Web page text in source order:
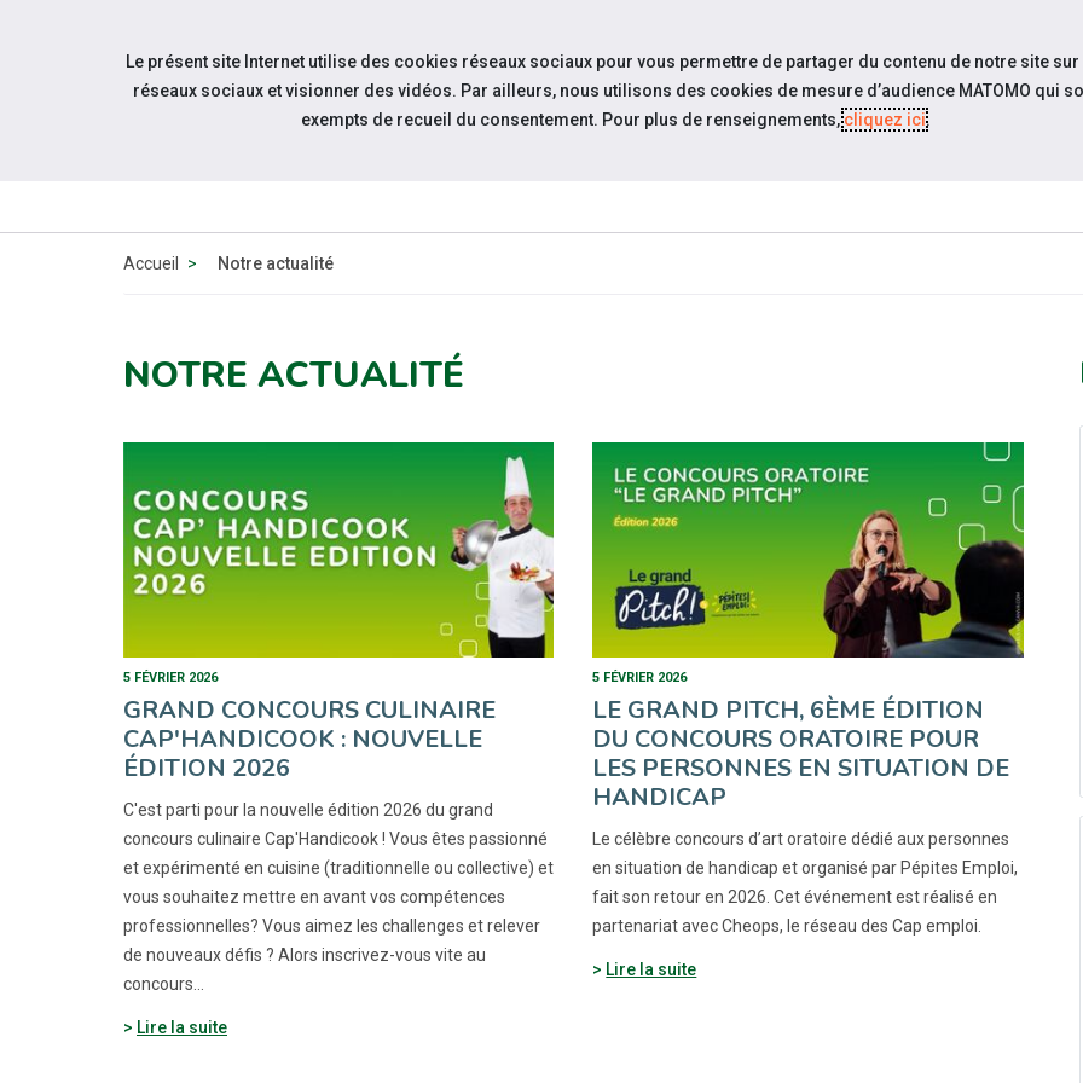
Aller au contenu
ESPACE
Accueil Notre actualité
NOTRE ACTUALITÉ
5 FÉVRIER 2026
GRAND CONCOURS CULINAIRE
CAP'HANDICOOK : NOUVELLE
ÉDITION 2026
C'est parti pour la nouvelle édition 2026 du grand
concours culinaire Cap'Handicook ! Vous êtes passionné
et expérimenté en cuisine (traditionnelle ou collective) et
vous souhaitez mettre en avant vos compétences
professionnelles? Vous aimez les challenges et relever
de nouveaux défis ? Alors inscrivez-vous vite au
concours…
Lire la suite
5 FÉVRIER 2026
LE GRAND PITCH, 6ÈME ÉDITION
DU CONCOURS ORATOIRE POUR
LES PERSONNES EN SITUATION DE
HANDICAP
Le célèbre concours d’art oratoire dédié aux personnes
en situation de handicap et organisé par Pépites Emploi,
fait son retour en 2026. Cet événement est réalisé en
partenariat avec Cheops, le réseau des Cap emploi.
Lire la suite
Le présent site Internet utilise des cookies réseaux sociaux pour vous permettre de partager du contenu de notre site sur
réseaux sociaux et visionner des vidéos. Par ailleurs, nous utilisons des cookies de mesure d’audience MATOMO qui
exempts de recueil du consentement. Pour plus de renseignements,cliquez ici.